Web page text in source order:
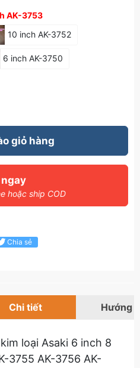
AK-3753
10 inch AK-3752
6 inch AK-3750
giỏ hàng
hoặc ship COD
Chia sẻ
Chi tiết Hướng
loại Asaki 6 inch 8
3755 AK-3756 AK-